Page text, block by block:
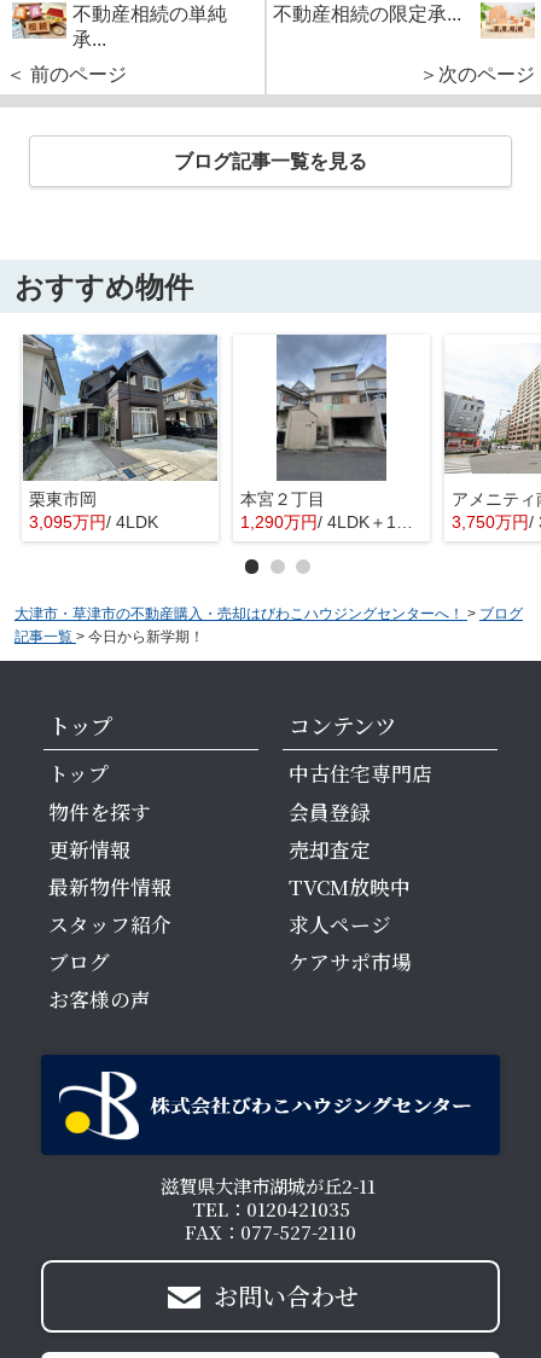
不動産相続の単純
承...
＜ 前のページ
不動産相続の限定承...
＞次のページ
ブログ記事一覧を見る
おすすめ物件
栗東市岡
3,095万円/ 4LDK
本宮２丁目
1,290万円/ 4LDK＋1S(納戸) 3,750万円/
大津市・草津市の不動産購入・売却はびわこハウジングセンターへ！ > ブログ
記事一覧 > 今日から新学期！
トップ
トップ
物件を探す
更新情報
最新物件情報
スタッフ紹介
ブログ
お客様の声
コンテンツ
中古住宅専門店
会員登録
売却査定
TVCM放映中
求人ページ
ケアサポ市場
滋賀県大津市湖城が丘2-11
TEL：0120421035
FAX：077-527-2110
お問い合わせ